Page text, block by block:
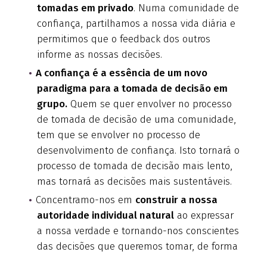
tomadas em privado. Numa comunidade de
confiança, partilhamos a nossa vida diária e
permitimos que o feedback dos outros
informe as nossas decisões.
A confiança é a essência de um novo
paradigma para a tomada de decisão em
grupo.Quem se quer envolver no processo
de tomada de decisão de uma comunidade,
tem que se envolver no processo de
desenvolvimento de confiança. Isto tornará o
processo de tomada de decisão mais lento,
mas tornará as decisões mais sustentáveis.
Concentramo-nos em construir a nossa
autoridade individual naturalao expressar
a nossa verdade e tornando-nos conscientes
das decisões que queremos tomar, de forma